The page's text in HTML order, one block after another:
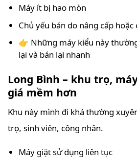
Máy ít bị hao mòn
Chủ yếu bán do nâng cấp hoặc
👉 Những máy kiểu này
lại và bán lại nhanh
Long Bình – khu trọ,
giá mềm hơn
Khu này mình đi khá thường
trọ, sinh viên, công nhân.
Máy giặt sử dụng liên tục